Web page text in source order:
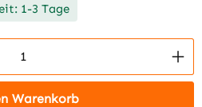
1-3 Tage
den gewünschten
Warenkorb